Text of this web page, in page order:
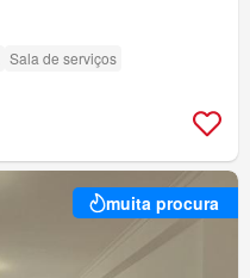
Sala de serviços
muita procura